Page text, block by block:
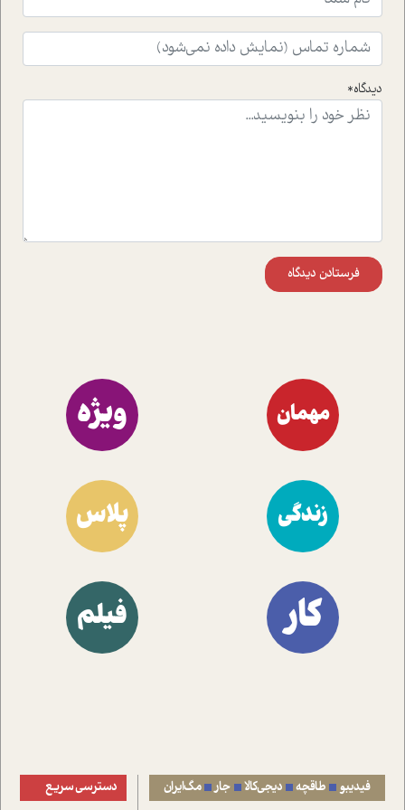
افکنده است.فصل اتاق 333 شما را پای صحبت یک تجربه ی
واقعی در ارتباط با اختلال شخصیت اسکزوئید و مشکلات و نیز
راهکارهای حل آن قرار می دهد که در اتاق درمان اتفاق افتاده
موثرترین راهکارهای استفاده از هوش مصنوعی در حوزه های
دیدگاه*
فرستادن دیدگاه
مهمان ویژه
زندگی پلاس
کار فیلم
فیدیبو طاقچه دیجی‌کالا جار مگ‌ایران دسترسی سریع